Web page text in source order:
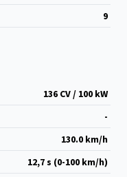
9
136 CV / 100 kW
-
130.0 km/h
12,7 s (0-100 km/h)